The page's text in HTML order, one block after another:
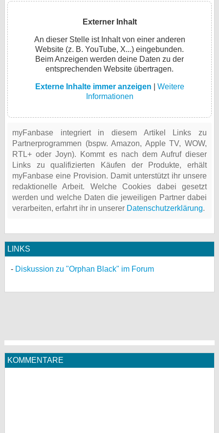
Externer Inhalt
An dieser Stelle ist Inhalt von einer anderen
Website (z. B. YouTube, X...) eingebunden.
Beim Anzeigen werden deine Daten zu der
entsprechenden Website übertragen.
Externe Inhalte immer anzeigen
Weitere
Informationen
myFanbase integriert in diesem Artikel Links zu
Partnerprogrammen (bspw. Amazon, Apple TV, WOW,
RTL+ oder Joyn). Kommt es nach dem Aufruf dieser
Links zu qualifizierten Käufen der Produkte, erhält
myFanbase eine Provision. Damit unterstützt ihr unsere
redaktionelle Arbeit. Welche Cookies dabei gesetzt
werden und welche Daten die jeweiligen Partner dabei
verarbeiten, erfahrt ihr in unserer Datenschutzerklärung.
LINKS
Diskussion zu "Orphan Black" im Forum
KOMMENTARE